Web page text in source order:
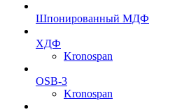
Шпонированный МДФ
ХДФ
Kronospan
OSB-3
Kronospan